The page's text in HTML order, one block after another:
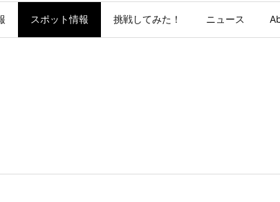
スポット情報 挑戦してみた！ ニュース